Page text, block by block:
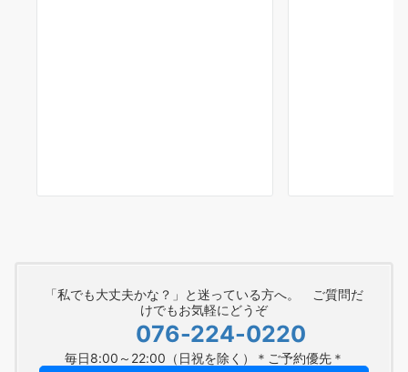
「私でも大丈夫かな？」と迷っている方へ。 ご質問だ
けでもお気軽にどうぞ
076-224-0220
毎日8:00～22:00（日祝を除く）＊ご予約優先＊